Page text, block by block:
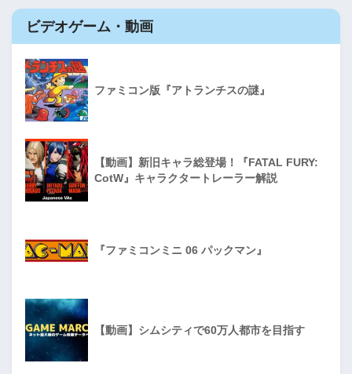
ビデオゲーム・動画
ファミコン版『アトランチスの謎』
【動画】新旧キャラ総登場！『FATAL FURY:
CotW』キャラクタートレーラー解説
『ファミコンミニ 06 パックマン』
【動画】シムシティで60万人都市を目指す